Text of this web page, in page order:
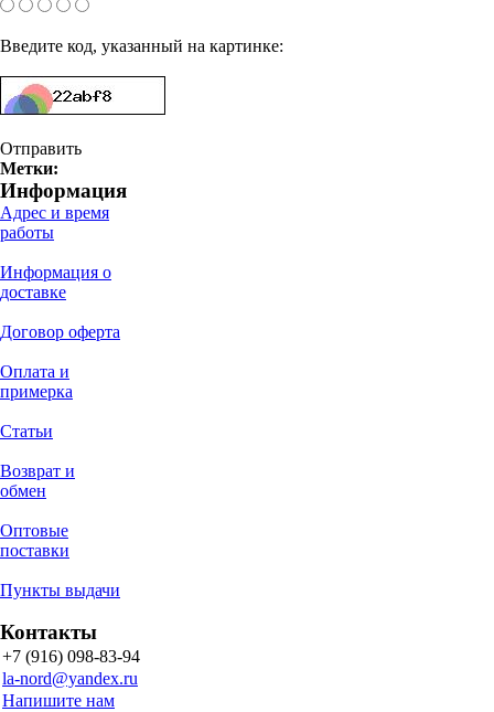
Введите код, указанный на картинке:
Отправить
Метки:
Информация
Адрес и время
работы
Информация о
доставке
Договор оферта
Оплата и
примерка
Статьи
Возврат и
обмен
Оптовые
поставки
Пункты выдачи
Контакты
+7 (916) 098-83-94
la-nord@yandex.ru
Напишите нам